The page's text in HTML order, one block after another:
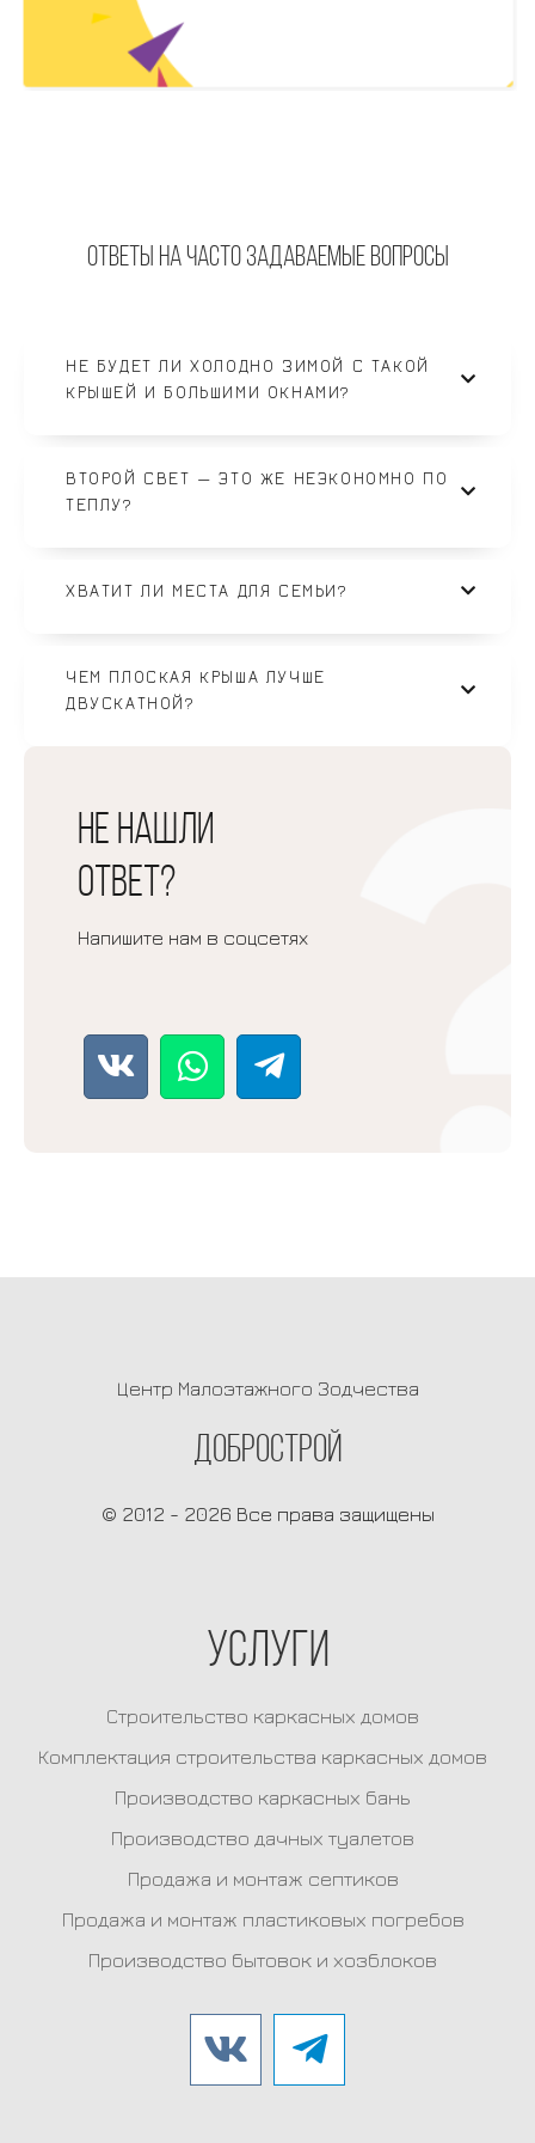
Ответы на часто задаваемые вопросы
НЕ БУДЕТ ЛИ ХОЛОДНО ЗИМОЙ С ТАКОЙ
КРЫШЕЙ И БОЛЬШИМИ ОКНАМИ?
ВТОРОЙ СВЕТ — ЭТО ЖЕ НЕЭКОНОМНО ПО
ТЕПЛУ?
ХВАТИТ ЛИ МЕСТА ДЛЯ СЕМЬИ?
ЧЕМ ПЛОСКАЯ КРЫША ЛУЧШЕ
ДВУСКАТНОЙ?
Не нашли
ответ?
Напишите нам в соцсетях
Центр Малоэтажного Зодчества
ДОБРОСТРОЙ
© 2012 - 2026 Все права защищены
Услуги
Строительство каркасных домов
Комплектация строительства каркасных домов
Производство каркасных бань
Производство дачных туалетов
Продажа и монтаж септиков
Продажа и монтаж пластиковых погребов
Производство бытовок и хозблоков